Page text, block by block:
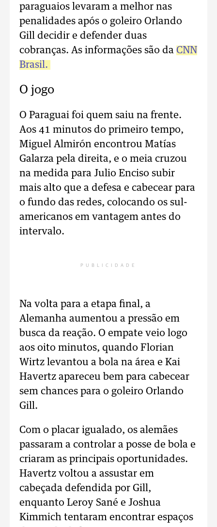
paraguaios levaram a melhor nas
penalidades após o goleiro Orlando
Gill decidir e defender duas
cobranças. As informações são da CNN
Brasil.
O jogo
O Paraguai foi quem saiu na frente.
Aos 41 minutos do primeiro tempo,
Miguel Almirón encontrou Matías
Galarza pela direita, e o meia cruzou
na medida para Julio Enciso subir
mais alto que a defesa e cabecear para
o fundo das redes, colocando os sul-
americanos em vantagem antes do
intervalo.
PUBLICIDADE
Na volta para a etapa final, a
Alemanha aumentou a pressão em
busca da reação. O empate veio logo
aos oito minutos, quando Florian
Wirtz levantou a bola na área e Kai
Havertz apareceu bem para cabecear
sem chances para o goleiro Orlando
Gill.
Com o placar igualado, os alemães
passaram a controlar a posse de bola e
criaram as principais oportunidades.
Havertz voltou a assustar em
cabeçada defendida por Gill,
enquanto Leroy Sané e Joshua
Kimmich tentaram encontrar espaços